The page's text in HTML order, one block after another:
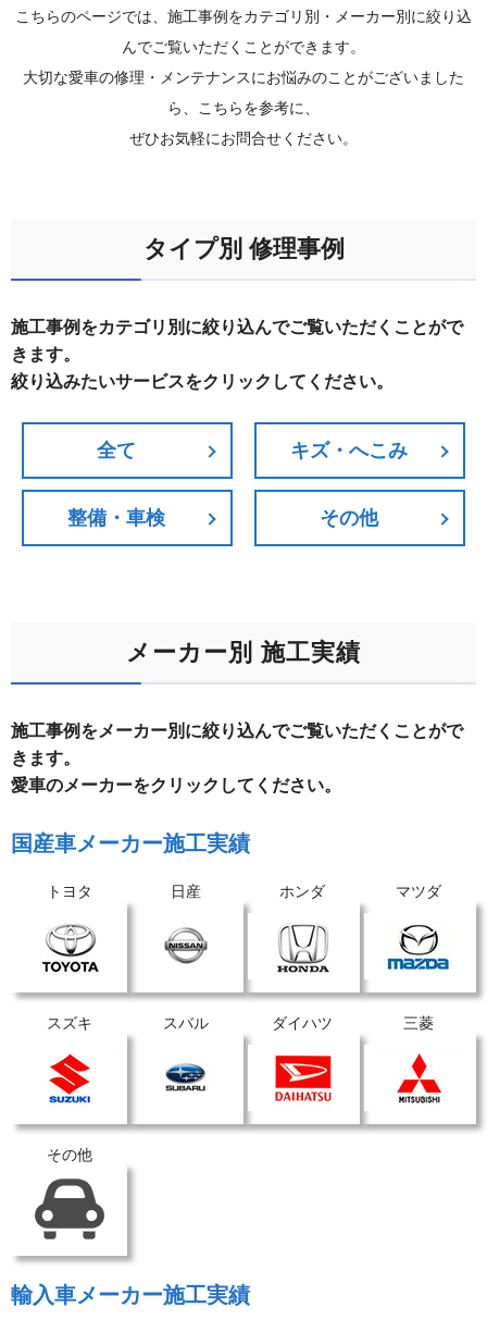
こちらのページでは、施工事例をカテゴリ別・メーカー別に絞り込
んでご覧いただくことができます。
大切な愛車の修理・メンテナンスにお悩みのことがございました
ら、こちらを参考に、
ぜひお気軽にお問合せください。
タイプ別 修理事例
施工事例をカテゴリ別に絞り込んでご覧いただくことがで
きます。
絞り込みたいサービスをクリックしてください。
全て キズ・へこみ
整備・車検 その他
メーカー別 施工実績
施工事例をメーカー別に絞り込んでご覧いただくことがで
きます。
愛車のメーカーをクリックしてください。
国産車メーカー施工実績
トヨタ 日産 ホンダ マツダ
スズキ スバル ダイハツ 三菱
その他
輸入車メーカー施工実績